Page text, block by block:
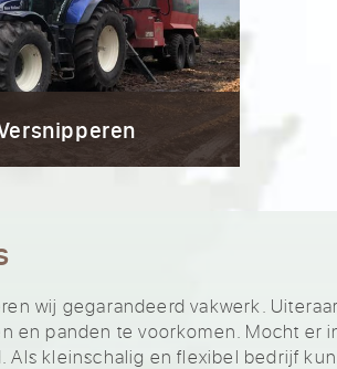
wij gegarandeerd vakwerk.
en panden te voorkomen. Mocht er
Als kleinschalig en flexibel bedrijf